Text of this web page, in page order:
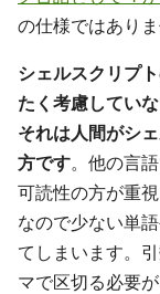
の仕様ではありま
シェルスクリプ
たく考慮してい
それは人間がシ
方です。他の言
可読性の方が重
なので少ない単
てしまいます。
マで区切る必要